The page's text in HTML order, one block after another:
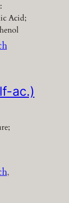
Acid;
ac.)